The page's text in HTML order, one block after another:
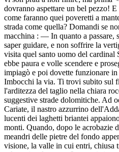
dovranno aspettare un bel pezzo!
come faranno quei poveretti a
strada come quella? Domandi se
macchina : — In quanto a passare,
saper guidare, e non soffrire la
visita quel santo uomo del cardinal
ebbe paura e volle scendere e
impiagò e poi dovette funzionare in
Imbocchi la via. Ti trovi subito sul
l'arditezza del taglio nella chiara
suggestive strade dolomitiche. Ad
Cariate, il nastro azzurrino
lucenti dei laghetti briantei
monti. Quando, dopo le acrobazie
meandri delle pietre del fondo
visione, la valle in cui entri, chiusa